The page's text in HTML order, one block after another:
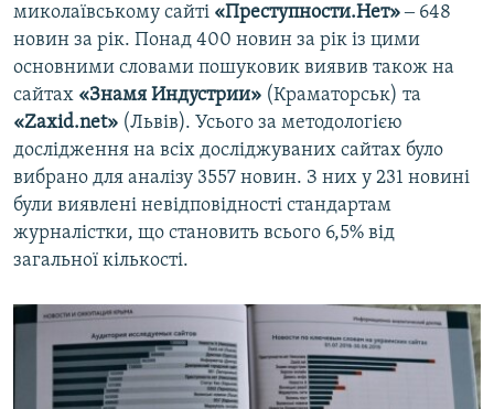
миколаївському сайті «Преступности.Нет»‒ 648
новин за рік. Понад 400 новин за рік із цими
основними словами пошуковик виявив також на
сайтах «Знамя Индустрии» (Краматорськ) та
«Zaxid.net» (Львів). Усього за методологією
дослідження на всіх досліджуваних сайтах було
вибрано для аналізу 3557 новин. З них у 231 новині
були виявлені невідповідності стандартам
журналістки, що становить всього 6,5% від
загальної кількості.